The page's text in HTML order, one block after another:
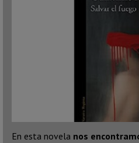
En esta novela nos